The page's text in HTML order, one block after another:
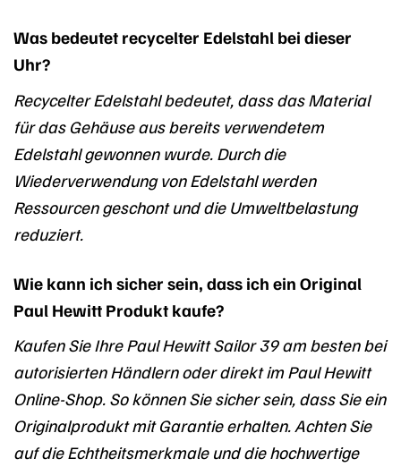
Was bedeutet recycelter Edelstahl bei dieser
Uhr?
Recycelter Edelstahl bedeutet, dass das Material
für das Gehäuse aus bereits verwendetem
Edelstahl gewonnen wurde. Durch die
Wiederverwendung von Edelstahl werden
Ressourcen geschont und die Umweltbelastung
reduziert.
Wie kann ich sicher sein, dass ich ein Original
Paul Hewitt Produkt kaufe?
Kaufen Sie Ihre Paul Hewitt Sailor 39 am besten bei
autorisierten Händlern oder direkt im Paul Hewitt
Online-Shop. So können Sie sicher sein, dass Sie ein
Originalprodukt mit Garantie erhalten. Achten Sie
auf die Echtheitsmerkmale und die hochwertige